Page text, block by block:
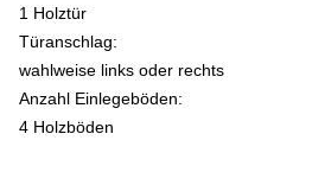
1 Holztür
Türanschlag:
wahlweise links oder rechts
Anzahl Einlegeböden:
4 Holzböden